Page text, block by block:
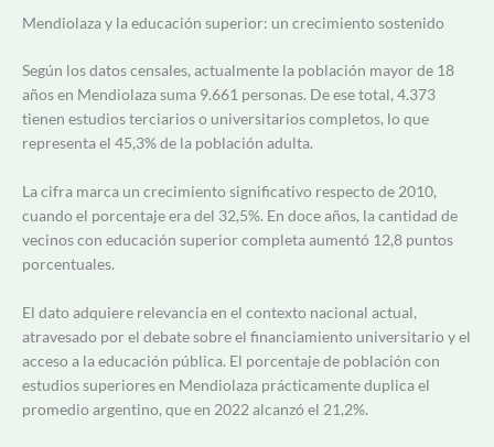
Mendiolaza y la educación superior: un crecimiento sostenido
Según los datos censales, actualmente la población mayor de 18
años en Mendiolaza suma 9.661 personas. De ese total, 4.373
tienen estudios terciarios o universitarios completos, lo que
representa el 45,3% de la población adulta.
La cifra marca un crecimiento significativo respecto de 2010,
cuando el porcentaje era del 32,5%. En doce años, la cantidad de
vecinos con educación superior completa aumentó 12,8 puntos
porcentuales.
El dato adquiere relevancia en el contexto nacional actual,
atravesado por el debate sobre el financiamiento universitario y el
acceso a la educación pública. El porcentaje de población con
estudios superiores en Mendiolaza prácticamente duplica el
promedio argentino, que en 2022 alcanzó el 21,2%.